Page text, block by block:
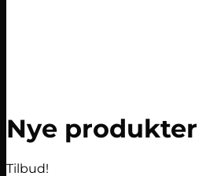
Nye produkter
Tilbud!